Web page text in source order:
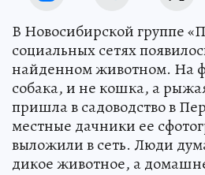
В Новосибирской группе
социальных сетях
найденном животном. На
собака, и не кошка, а
пришла в садоводство в
местные дачники ее
выложили в сеть. Люди
дикое животное, а